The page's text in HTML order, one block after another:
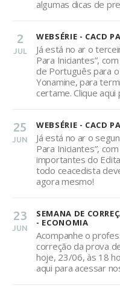
algumas dicas de
2
JUL
WEBSÉRIE - CACD
Já está no ar o
Para Iniciantes”,
de Português para
Yonamine, para
certame. Clique
25
JUN
WEBSÉRIE - CACD
Já está no ar o
Para Iniciantes”,
importantes do
todo ceacedista
agora mesmo!
23
JUN
SEMANA DE
- ECONOMIA
Acompanhe o
correção da prova
hoje, 23/06, às 18
aqui para acessar